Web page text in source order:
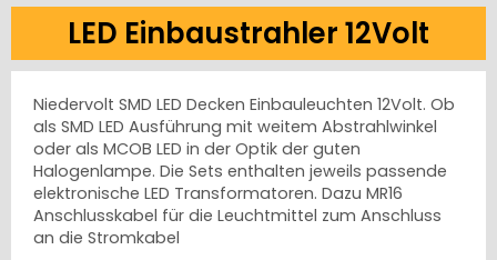
LED Einbaustrahler 12Volt
Niedervolt SMD LED Decken Einbauleuchten 12Volt. Ob
als SMD LED Ausführung mit weitem Abstrahlwinkel
oder als MCOB LED in der Optik der guten
Halogenlampe. Die Sets enthalten jeweils passende
elektronische LED Transformatoren. Dazu MR16
Anschlusskabel für die Leuchtmittel zum Anschluss
an die Stromkabel